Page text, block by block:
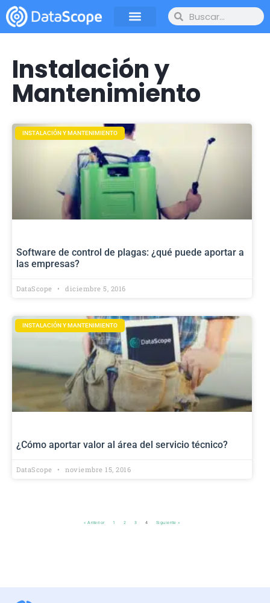
Instalación y
Mantenimiento
INSTALACIÓN Y MANTENIMIENTO
Software de control de plagas: ¿qué puede aportar a
las empresas?
DataScope diciembre 5, 2016
INSTALACIÓN Y MANTENIMIENTO
¿Cómo aportar valor al área del servicio técnico?
DataScope noviembre 15, 2016
« Anterior 1 2 3 4 Siguiente »